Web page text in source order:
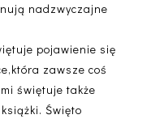
nadzwyczajne
pojawienie się
zawsze coś
świętuje także
Święto